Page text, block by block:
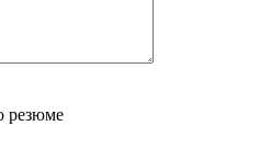
резюме